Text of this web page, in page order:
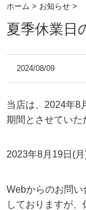
ホーム > お知らせ >
夏季休業日
2024/08/09
当店は、2024年8
期間とさせていた
2023年8月19日(
Webからのお問
しておりますが